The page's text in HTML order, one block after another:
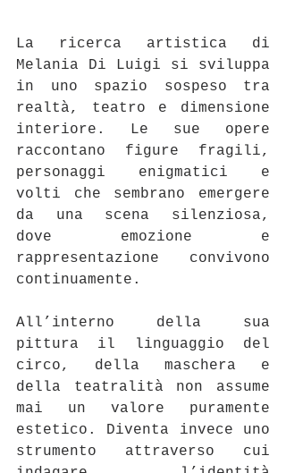
La ricerca artistica di
Melania Di Luigi si sviluppa
in uno spazio sospeso tra
realtà, teatro e dimensione
interiore. Le sue opere
raccontano figure fragili,
personaggi enigmatici e
volti che sembrano emergere
da una scena silenziosa,
dove emozione e
rappresentazione convivono
continuamente.
All’interno della sua
pittura il linguaggio del
circo, della maschera e
della teatralità non assume
mai un valore puramente
estetico. Diventa invece uno
strumento attraverso cui